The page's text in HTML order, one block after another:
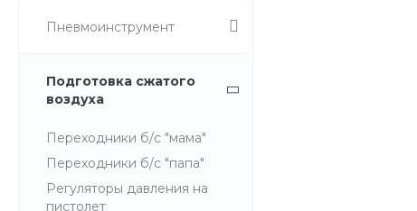
Пневмоинструмент
Подготовка сжатого
воздуха
Переходники б/с "мама"
Переходники б/с "папа"
Регуляторы давления на
пистолет